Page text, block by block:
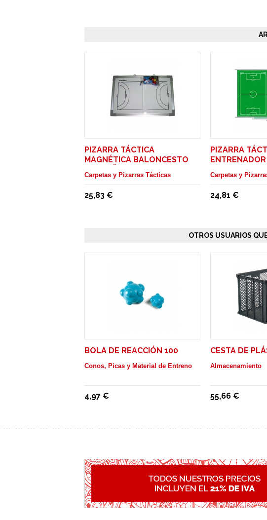
PIZARRA TÁCTICA
MAGNÉTICA BALONCESTO
PEQUEÑA ENTRENADOR
Carpetas y Pizarras Tácticas
25,83 €
PIZARRA
ENTRENADOR
Carpetas y
24,81 €
OTROS USUARIOS
BOLA DE REACCIÓN 100
Conos, Picas y Material de Entreno
4,97 €
CESTA DE
Almacenamiento
55,66 €